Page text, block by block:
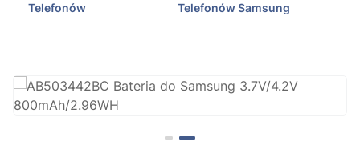
Telefonów
Telefonów Samsung